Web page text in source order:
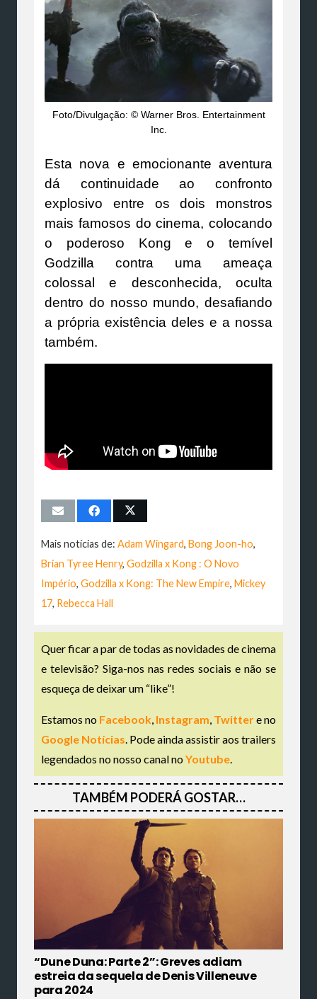
Foto/Divulgação: © Warner Bros. Entertainment
Inc.
Esta nova e emocionante aventura
dá continuidade ao confronto
explosivo entre os dois monstros
mais famosos do cinema, colocando
o poderoso Kong e o temível
Godzilla contra uma ameaça
colossal e desconhecida, oculta
dentro do nosso mundo, desafiando
a própria existência deles e a nossa
também.
Mais notícias de: Adam Wingard, Bong Joon-ho,
Brian Tyree Henry, Godzilla x Kong : O Novo
Império, Godzilla x Kong: The New Empire, Mickey
17, Rebecca Hall
Quer ficar a par de todas as novidades de cinema
e televisão? Siga-nos nas redes sociais e não se
esqueça de deixar um “like”!
Estamos no Facebook, Instagram, Twittere no
Google Notícias. Pode ainda assistir aos trailers
legendados no nosso canal noYoutube.
TAMBÉM PODERÁ GOSTAR…
“Dune Duna: Parte 2”: Greves adiam
estreia da sequela de Denis Villeneuve
para 2024